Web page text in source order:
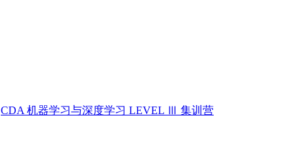
CDA 机器学习与深度学习 LEVEL Ⅲ 集训营